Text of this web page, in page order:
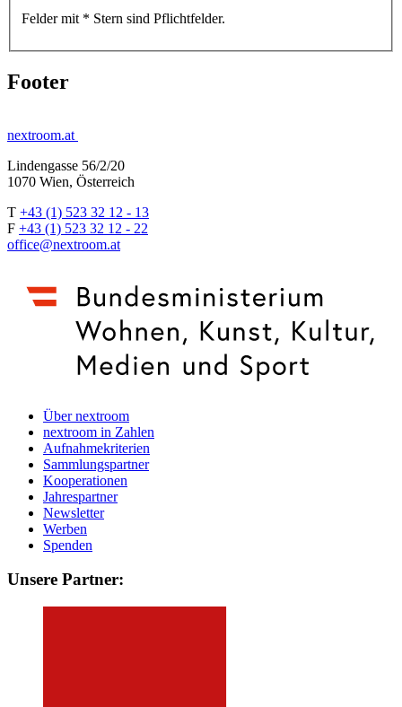
Felder mit * Stern sind Pflichtfelder.
Footer
nextroom.at
Lindengasse 56/2/20
1070 Wien, Österreich
T +43 (1) 523 32 12 - 13
F +43 (1) 523 32 12 - 22
office@nextroom.at
Über nextroom
nextroom in Zahlen
Aufnahmekriterien
Sammlungspartner
Kooperationen
Jahrespartner
Newsletter
Werben
Spenden
Unsere Partner: